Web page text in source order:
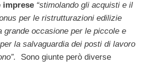
imprese “stimolando gli acquisti e il
per le ristrutturazioni edilizie
grande occasione per le piccole e
la salvaguardia dei posti di lavoro
Sono giunte però diverse